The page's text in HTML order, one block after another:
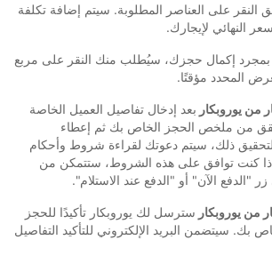
النقر على العناصر المطلوبة. سيتم إضافة تكلفة
النهائي لإيجارك.
بمجرد إكمال حجزك، سيُطلب منك النقر على مربع
المحدد مؤقتًا.
من يوروبكار بعد إدخال تفاصيل العميل الخاصة
من ملخص الحجز الخاص بك ثم إعطاء
ذلك، سيتم دعوتك لقراءة شروط وأحكام
وإذا كنت توافق على هذه الشروط، ستتمكن من
زر "الدفع الآن" أو "الدفع عند الاستلام".
من يوروبكار سترسل لك يوروبكار تأكيدًا للحجز
بك. سيتضمن البريد الإلكتروني للتأكيد التفاصيل